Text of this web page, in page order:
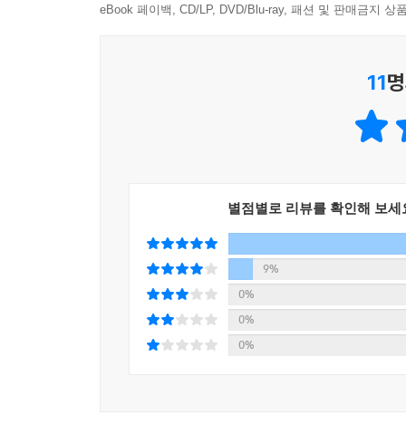
2023년, 2024년은 ‘쇼펜하우어의 해’라 불릴 만
누구나 살다 보면 길을 잃고 헤맨다. 고민은 끝
쇼펜하우어는 삶을 미화하지 않는다. 듣기 좋은
이 책은 그저 철학을 ‘이해’하는 데 그치지 않는
그런 ‘나로 사는 힘’을 독자에게 건넨다.
니체, 톨스토이, 도스토예프스키, 아인슈타인,
쉽고, 가장 빠르게 만나고 싶다면 이 책이야말로
eBook 페이백, CD/LP, DVD/Blu-ray, 패션 및 판매금지 상
11
별점별로 리뷰를 확인해 보세
9%
0%
0%
0%